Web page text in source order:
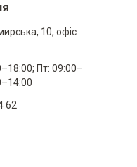
10, офіс
Пт: 09:00–
62